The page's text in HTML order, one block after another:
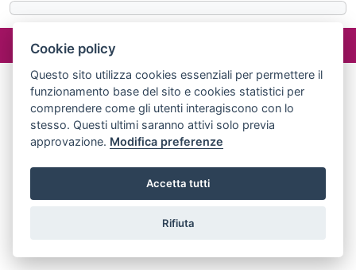
Cookie policy
Questo sito utilizza cookies essenziali per permettere il
funzionamento base del sito e cookies statistici per
comprendere come gli utenti interagiscono con lo
stesso. Questi ultimi saranno attivi solo previa
approvazione. Modifica preferenze
Accetta tutti
Rifiuta